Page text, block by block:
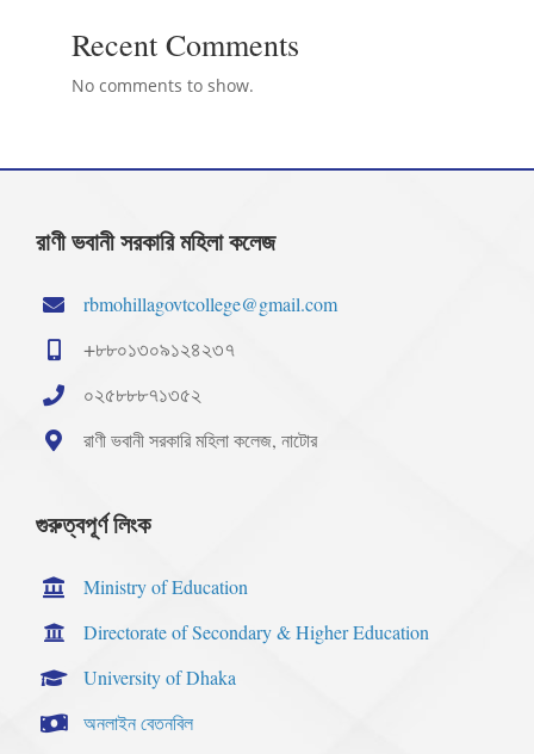
Recent Comments
No comments to show.
রাণী ভবানী সরকারি মহিলা কলেজ
rbmohillagovtcollege@gmail.com
+৮৮০১৩০৯১২৪২৩৭
০২৫৮৮৮৭১৩৫২
রাণী ভবানী সরকারি মহিলা কলেজ, নাটোর
গুরুত্বপূর্ণ লিংক
Ministry of Education
Directorate of Secondary & Higher Education
University of Dhaka
অনলাইন বেতনবিল